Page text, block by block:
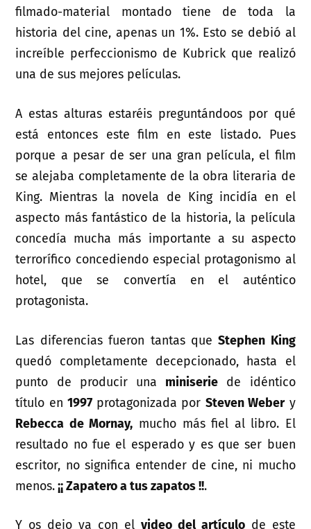
filmado-material montado tiene de toda la
historia del cine, apenas un 1%. Esto se debió al
increíble perfeccionismo de Kubrick que realizó
una de sus mejores películas.
A estas alturas estaréis preguntándoos por qué
está entonces este film en este listado. Pues
porque a pesar de ser una gran película, el film
se alejaba completamente de la obra literaria de
King. Mientras la novela de King incidía en el
aspecto más fantástico de la historia, la película
concedía mucha más importante a su aspecto
terrorífico concediendo especial protagonismo al
hotel, que se convertía en el auténtico
protagonista.
Las diferencias fueron tantas queStephen King
quedó completamente decepcionado, hasta el
punto de producir una miniserie de idéntico
título en1997 protagonizada por Steven Webery
Rebecca de Mornay, mucho más fiel al libro. El
resultado no fue el esperado y es que ser buen
escritor, no significa entender de cine, ni mucho
menos.¡¡ Zapatero a tus zapatos !!.
Y os dejo ya con el video del artículode este